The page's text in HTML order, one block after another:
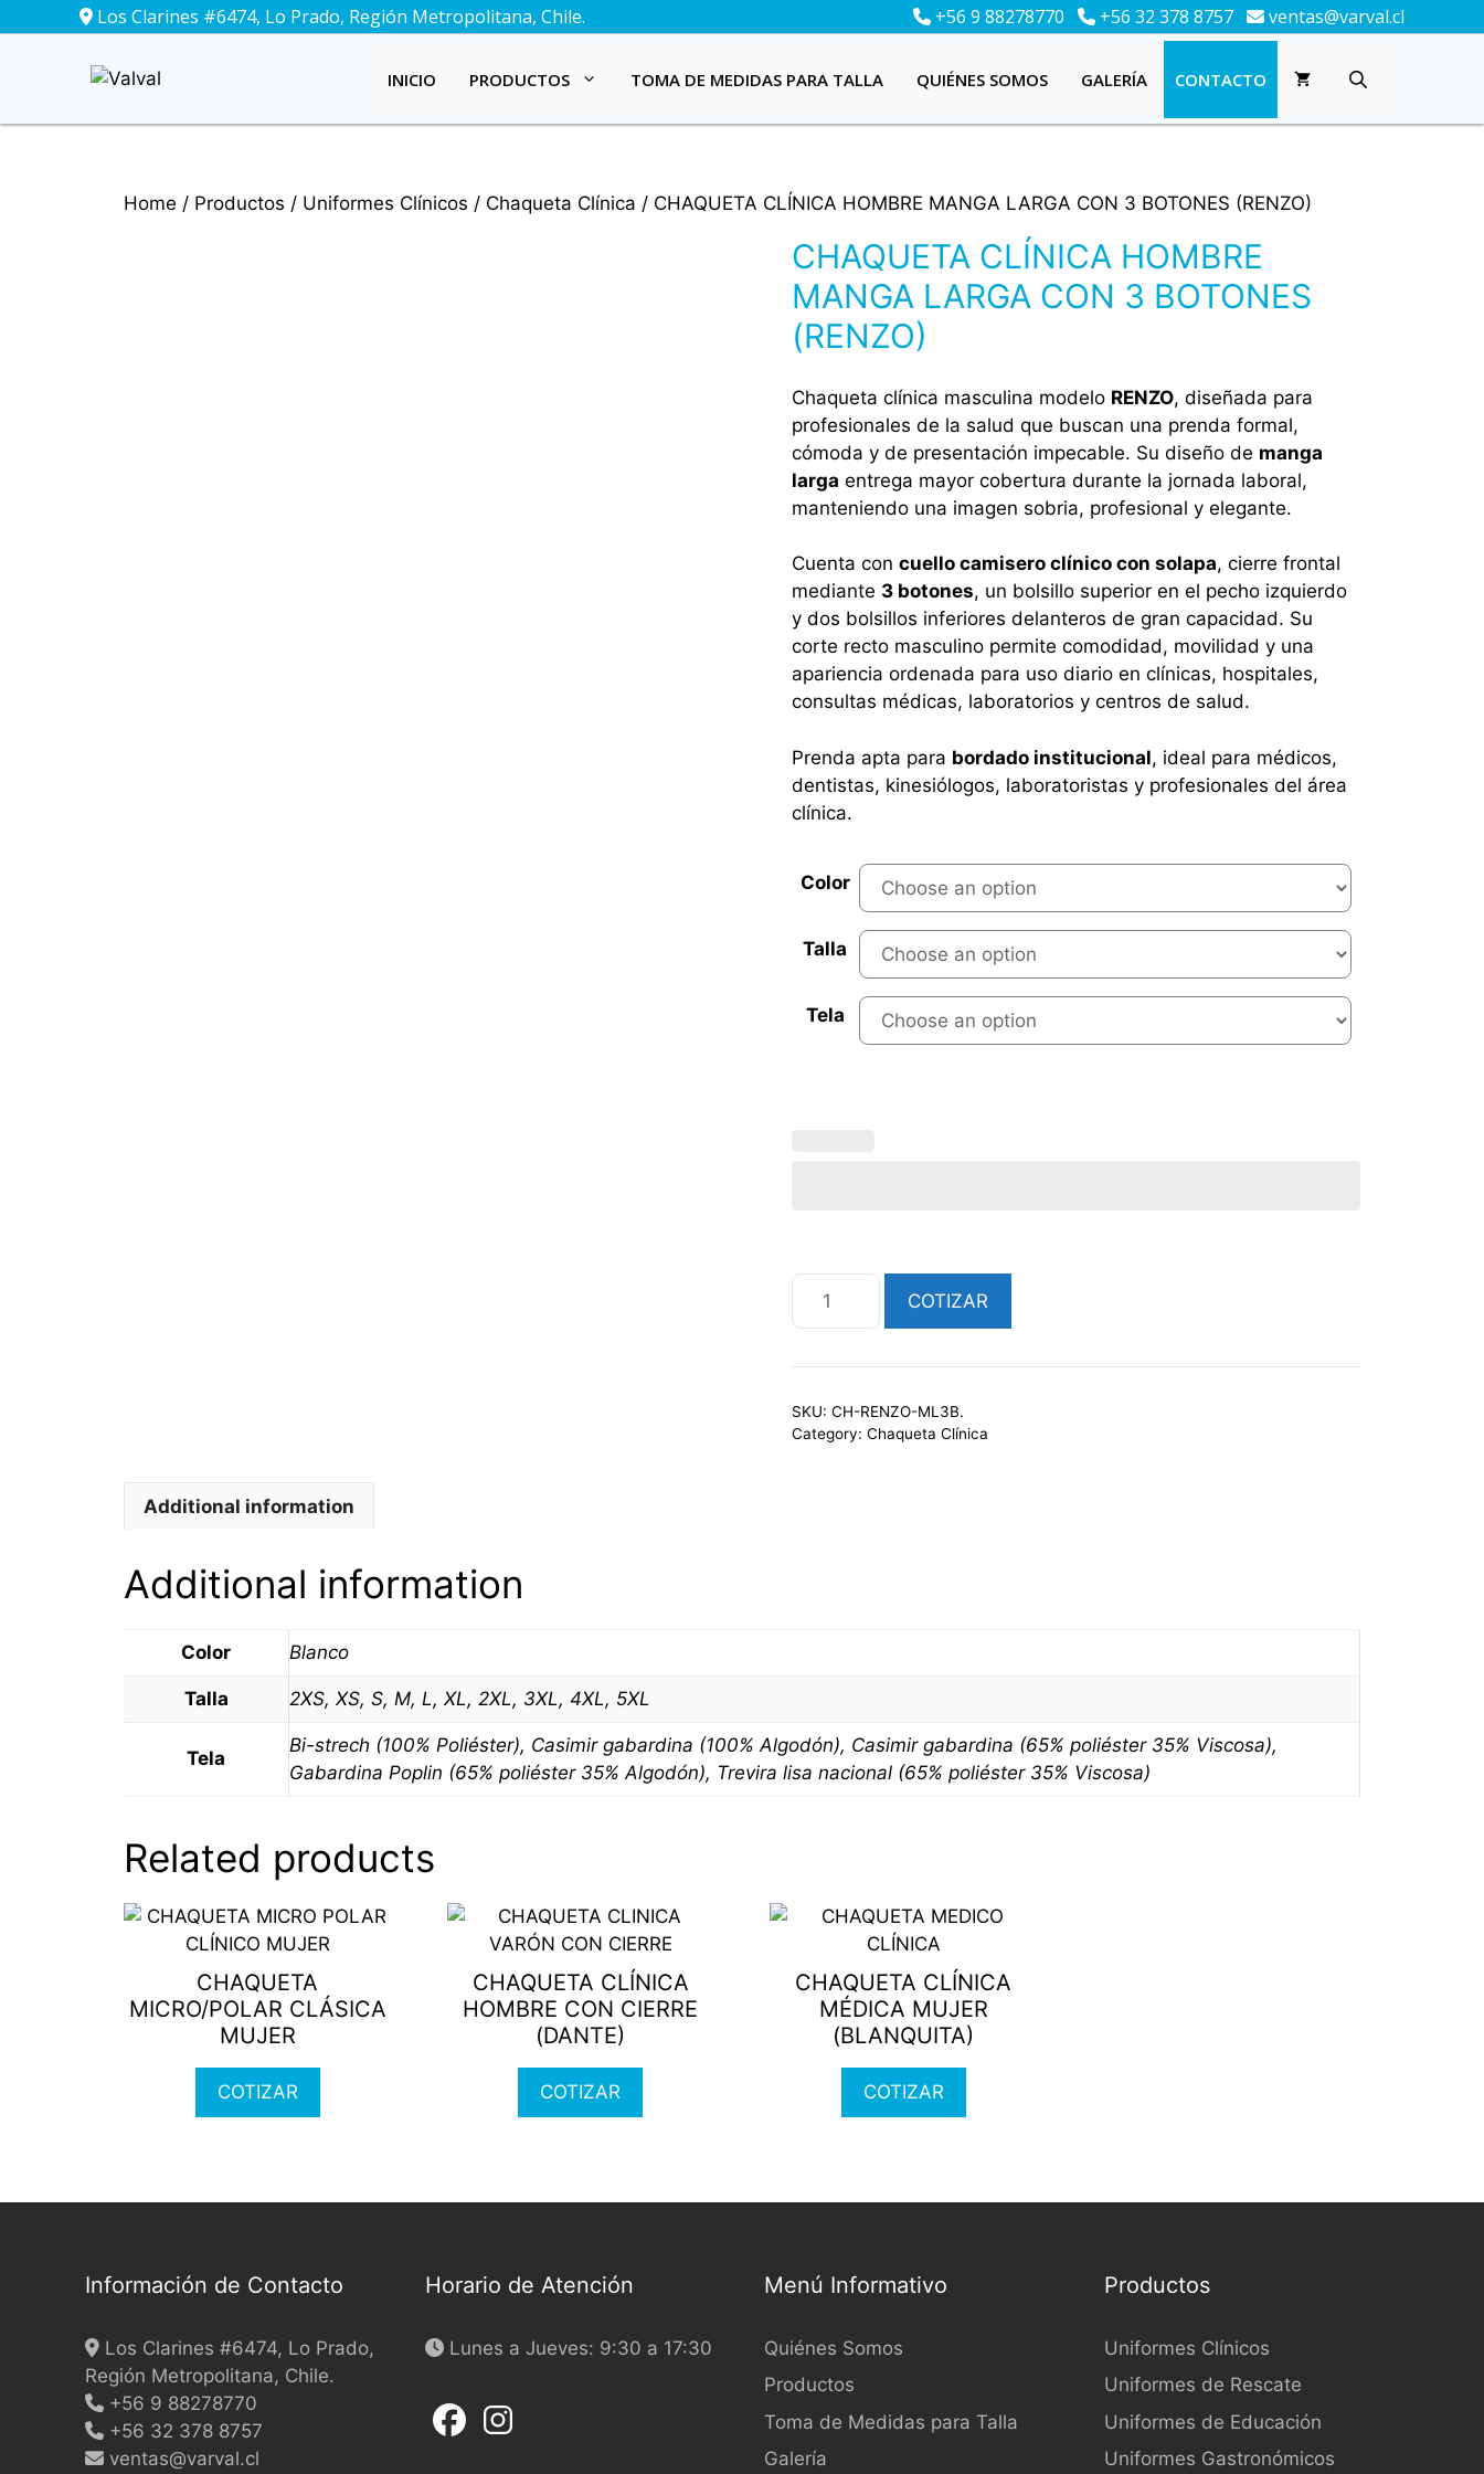
al
+56 9 88278770 +56 32 378 8757 ventas@varval.cl
Los Clarines #6474, Lo Prado, Región Metropolitana, Chile.
INICIO PRODUCTOS TOMA DE MEDIDAS PARA TALLA QUIÉNES SOMOS GALERÍA CONTACTO
Home / Productos / Uniformes Clínicos / Chaqueta Clínica / CHAQUETA CLÍNICA HOMBRE MANGA LARGA CON 3 BOTONES (RENZO)
CHAQUETA CLÍNICA HOMBRE
MANGA LARGA CON 3 BOTONES
(RENZO)
Chaqueta clínica masculina modelo RENZO, diseñada para
profesionales de la salud que buscan una prenda formal,
cómoda y de presentación impecable. Su diseño de manga
larga entrega mayor cobertura durante la jornada laboral,
manteniendo una imagen sobria, profesional y elegante.
Cuenta con cuello camisero clínico con solapa, cierre frontal
mediante 3 botones, un bolsillo superior en el pecho izquierdo
y dos bolsillos inferiores delanteros de gran capacidad. Su
corte recto masculino permite comodidad, movilidad y una
apariencia ordenada para uso diario en clínicas, hospitales,
consultas médicas, laboratorios y centros de salud.
Prenda apta para bordado institucional, ideal para médicos,
dentistas, kinesiólogos, laboratoristas y profesionales del área
clínica.
Color
Talla
Tela
CHAQUETA
CLÍNICA
MANGA
CON
COTIZAR
SKU: CH-RENZO-ML3B.
Category: Chaqueta Clínica
Additional information
Additional information
Color Blanco
Talla 2XS, XS, S, M, L, XL, 2XL, 3XL, 4XL, 5XL
Tela
Bi-strech (100% Poliéster), Casimir gabardina (100% Algodón), Casimir gabardina (65% poliéster 35% Viscosa),
Gabardina Poplin (65% poliéster 35% Algodón), Trevira lisa nacional (65% poliéster 35% Viscosa)
Related products
CHAQUETA
MICRO/POLAR CLÁSICA
MUJER
COTIZAR
This
product
multiple
variants.
CHAQUETA CLÍNICA
HOMBRE CON CIERRE
(DANTE)
COTIZAR
This
product
has
multiple
variants.
page
CHAQUETA CLÍNICA
MÉDICA MUJER
(BLANQUITA)
COTIZAR
This
has
multiple
variants.
page
Información de Contacto
Los Clarines #6474, Lo Prado,
Región Metropolitana, Chile.
+56 9 88278770
+56 32 378 8757
ventas@varval.cl
Horario de Atención
Lunes a Jueves: 9:30 a 17:30
Menú Informativo
Quiénes Somos
Productos
Toma de Medidas para Talla
Galería
Productos
Uniformes Clínicos
Uniformes de Rescate
Uniformes de Educación
Uniformes Gastronómicos